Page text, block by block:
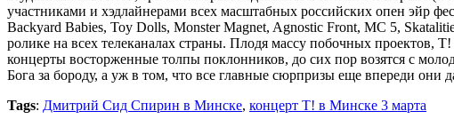
участниками и хэдлайнерами всех масштабных российских опен эйр
Backyard Babies, Toy Dolls, Monster Magnet, Agnostic Front, MC 5,
ролике на всех телеканалах страны. Плодя массу побочных
концерты восторженные толпы поклонников, до сих пор возятся с
Бога за бороду, а уж в том, что все главные сюрпризы еще впереди они
Tags: Дмитрий Сид Спирин в Минске, концерт Т! в Минске 3 марта